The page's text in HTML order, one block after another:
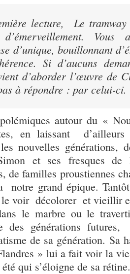
lecture, Le t
d’émerveillement.
d’unique, bouillonnant
Si d’aucuns
d’aborder l’œuvre de
à répondre : par celui-ci.
autour du «
en laissant
nouvelles
et ses fresques de
de familles proustiennes
notre grand épique.
voir décolorer et vieillir
le marbre ou le
des générations
de sa génération. Sa
» lui a fait voir la
qui s’éloigne de sa rétine.